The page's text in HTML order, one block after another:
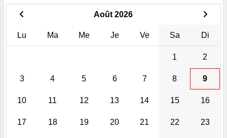
Août 2026
Lu Ma Me Je Ve Sa Di
1 2
3 4 5 6 7 8 9
10 11 12 13 14 15 16
17 18 19 20 21 22 23